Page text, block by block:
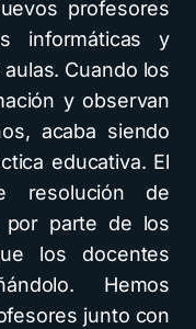
profesores
informáticas y
Cuando los
y observan
acaba siendo
educativa. El
resolución de
por parte de los
los docentes
Hemos
junto con